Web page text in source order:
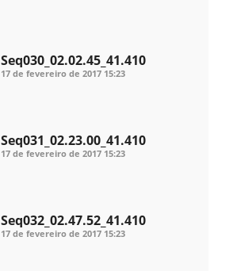
Seq030_02.02.45_41.410
17 de fevereiro de 2017 15:23
Seq031_02.23.00_41.410
17 de fevereiro de 2017 15:23
Seq032_02.47.52_41.410
17 de fevereiro de 2017 15:23